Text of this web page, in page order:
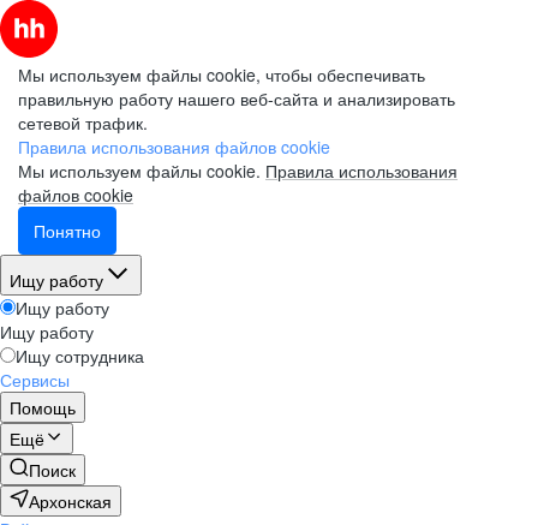
Мы используем файлы cookie, чтобы обеспечивать
правильную работу нашего веб-сайта и анализировать
сетевой трафик.
Правила использования файлов cookie
Мы используем файлы cookie. Правила использования
файлов cookie
Понятно
Ищу работу
Ищу работу
Ищу работу
Ищу сотрудника
Сервисы
Помощь
Ещё
Поиск
Архонская